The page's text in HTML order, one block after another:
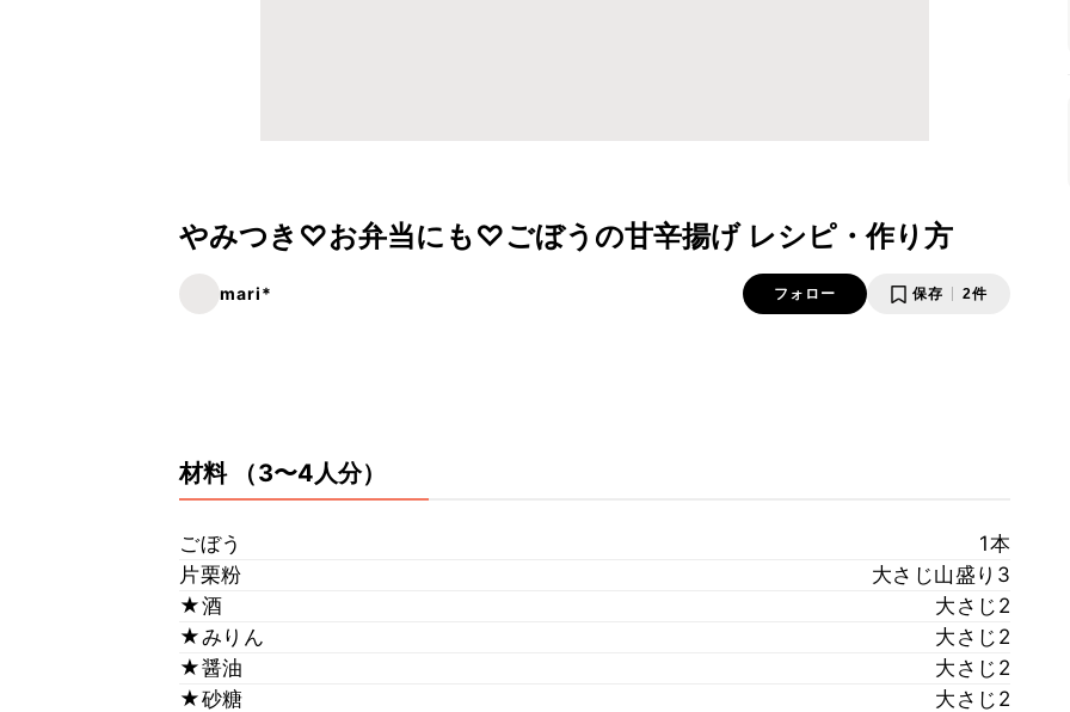
やみつき♡お弁当にも♡ごぼうの甘辛揚げ レシピ・作り方
mari* フォロー 保存 2件
材料 （3〜4人分）
ごぼう
1本
片栗粉
大さじ山盛り3
★酒
大さじ2
★みりん
大さじ2
★醤油
大さじ2
★砂糖
大さじ2